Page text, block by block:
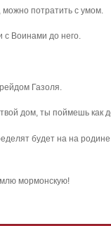
потратить с умом.
с Воинами до него.
Газоля.
дом, ты поймешь как
будет на на
мормонскую!